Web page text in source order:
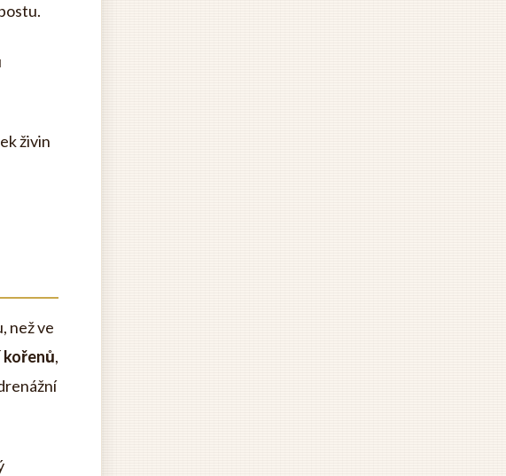
živin
než ve
kořenů,